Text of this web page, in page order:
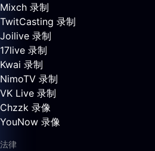
Mixch 录制
TwitCasting 录制
Joilive 录制
17live 录制
Kwai 录制
NimoTV 录制
VK Live 录制
Chzzk 录像
YouNow 录像
法律